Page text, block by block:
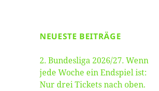
NEUESTE BEITRÄGE
2. Bundesliga 2026/27. Wenn
jede Woche ein Endspiel ist:
Nur drei Tickets nach oben.